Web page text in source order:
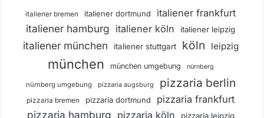
italiener bremen italiener dortmund italiener frankfurt
italiener hamburg italiener köln italiener leipzig
italiener münchen italiener stuttgart köln leipzig
münchen münchen umgebung nürnberg
nürnberg umgebung pizzaria augsburg pizzaria berlin
pizzaria bremen pizzaria dortmund pizzaria frankfurt
pizzaria hamburg pizzaria köln pizzaria leipzig